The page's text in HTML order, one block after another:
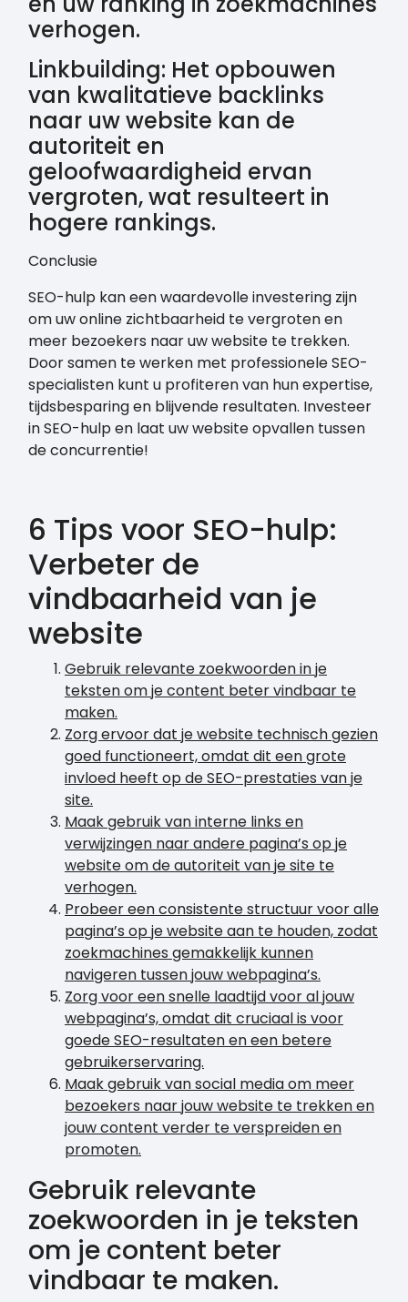
verhogen.
Linkbuilding: Het opbouwen
van kwalitatieve backlinks
naar uw website kan de
autoriteit en
geloofwaardigheid ervan
vergroten, wat resulteert in
hogere rankings.
Conclusie
SEO-hulp kan een waardevolle investering zijn
om uw online zichtbaarheid te vergroten en
meer bezoekers naar uw website te trekken.
Door samen te werken met professionele SEO-
specialisten kunt u profiteren van hun expertise,
tijdsbesparing en blijvende resultaten. Investeer
in SEO-hulp en laat uw website opvallen tussen
de concurrentie!
6 Tips voor SEO-hulp:
Verbeter de
vindbaarheid van je
website
Gebruik relevante zoekwoorden in je
teksten om je content beter vindbaar te
maken.
Zorg ervoor dat je website technisch gezien
goed functioneert, omdat dit een grote
invloed heeft op de SEO-prestaties van je
site.
Maak gebruik van interne links en
verwijzingen naar andere pagina’s op je
website om de autoriteit van je site te
verhogen.
Probeer een consistente structuur voor alle
pagina’s op je website aan te houden, zodat
zoekmachines gemakkelijk kunnen
navigeren tussen jouw webpagina’s.
Zorg voor een snelle laadtijd voor al jouw
webpagina’s, omdat dit cruciaal is voor
goede SEO-resultaten en een betere
gebruikerservaring.
Maak gebruik van social media om meer
bezoekers naar jouw website te trekken en
jouw content verder te verspreiden en
promoten.
Gebruik relevante
zoekwoorden in je teksten
om je content beter
vindbaar te maken.